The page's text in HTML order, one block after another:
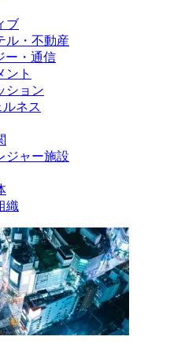
ブ
ル・不動産
ー・通信
ント
ション
ネス
ジャー施設
織